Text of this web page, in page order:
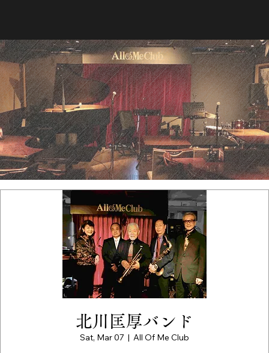
北川匡厚バンド
Sat, Mar 07
  |
All Of Me Club